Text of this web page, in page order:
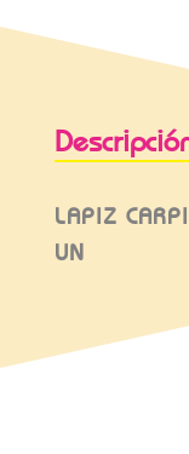
LAPIZ
UN